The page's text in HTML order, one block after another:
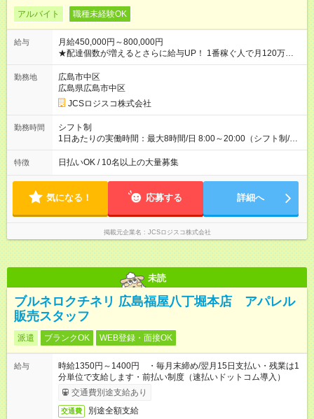
アルバイト 職種未経験OK
給与
月給450,000円～800,000円
★配達個数が増えるとさらに給与UP！ 1番稼ぐ人で月120万ほ
ど！ ・主要都市エリア 月収55万円／週5日稼働 月収65万~112
万円／週6日稼働 ・地方郊外エリア 月収40万円／週5日稼働 月
収40万円~50万円／週6日稼働 ＜モデルイメージ＞ ■月収50万
円 (27歳男性/江東区在住)※元建築関係 1日150個配達×25日勤務
(日休み) ■月収80万円(43歳男性/墨田区在住)※元営業 1日200個
勤務地
広島市中区
広島県広島市中区
JCSロジスコ株式会社
勤務時間
シフト制
1日あたりの実働時間：最大8時間/日 8:00～20:00（シフト制/実
働8時間） ※週5日勤務（場所次第では週4も有り） ※配達状況に
よって時間外での勤務可能性有り ※案件により多少の前後あり
特徴 日払いOK / 10名以上の大量募集
気になる！ 応募する 詳細へ
掲載元企業名 JCSロジスコ株式会社
未読
ブルネロクチネリ 広島福屋八丁堀本店 アパレル
販売スタッフ
派遣 ブランクOK WEB登録・面接OK
給与
時給1350円～1400円 ・毎月末締め/翌月15日支払い・残業は1
分単位で支給します・前払い制度（速払いドットコム導入）
交通費別途支給あり
交通費 別途全額支給